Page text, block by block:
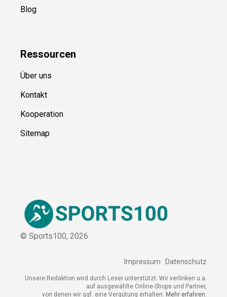
Über uns
Kontakt
Kooperation
Sitemap
© Sports100,2026
Unsere Redaktion wird durch Leser unterstützt. Wir verlinken
von denen wir ggf. eine Vergütung erhalten. Mehr erfahren.